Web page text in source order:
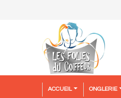
ACCUEIL ONGLERIE